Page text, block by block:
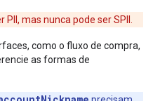
mas nunca pode ser SPII.
como o fluxo de compra,
as formas de